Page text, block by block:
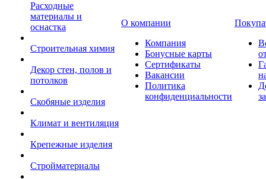
Расходные
материалы и
оснастка
Строительная химия
Декор стен, полов и
потолков
Скобяные изделия
Климат и вентиляция
Крепежные изделия
Стройматериалы
О компании
Компания
Бонусные карты
Сертификаты
Вакансии
Политика
конфиденциальности